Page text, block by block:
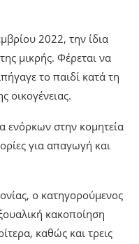
2022, την ίδια
μικρής. Φέρεται να
το παιδί κατά τη
οικογένειας.
ενόρκων στην κομητεία
για απαγωγή και
ο κατηγορούμενος
κακοποίηση
καθώς και τρεις